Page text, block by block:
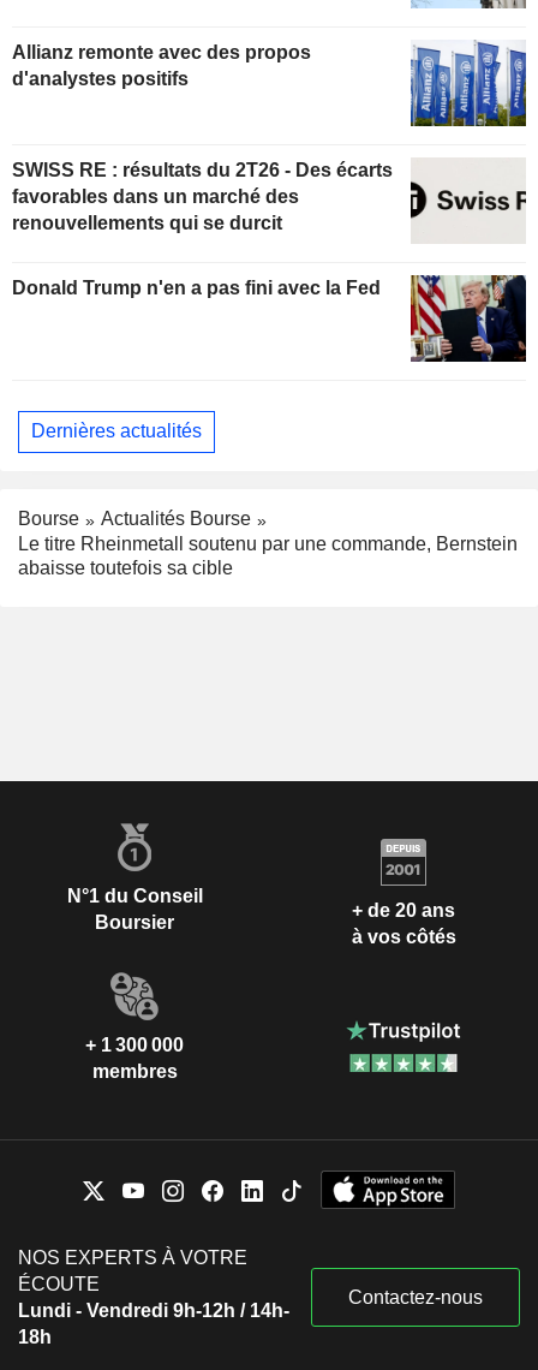
Allianz remonte avec des propos
d'analystes positifs
SWISS RE : résultats du 2T26 - Des écarts
favorables dans un marché des
renouvellements qui se durcit
Donald Trump n'en a pas fini avec la Fed
Dernières actualités
Bourse
Actualités Bourse
Le titre Rheinmetall soutenu par une commande, Bernstein
abaisse toutefois sa cible
N°1 du Conseil
Boursier
+ de 20 ans
à vos côtés
+ 1 300 000
membres
NOS EXPERTS À VOTRE
ÉCOUTE
Lundi - Vendredi 9h-12h / 14h-
18h
Contactez-nous